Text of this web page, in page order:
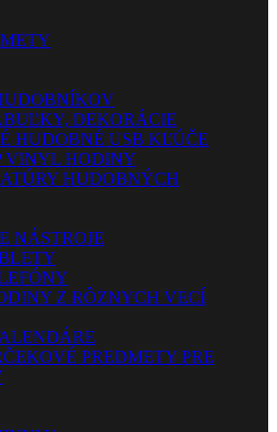
DEKORÁCIE
HUDOBNÉ USB KĽÚČE
VINYL HODINY
HUDOBNÝCH
NÁSTROJE
Z RÔZNYCH VECÍ
PREDMETY PRE